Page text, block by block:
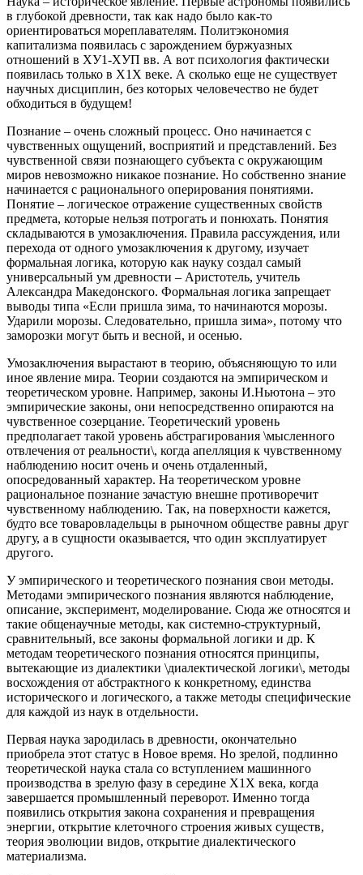
в глубокой древности, так как надо было как-то
ориентироваться мореплавателям. Политэкономия
капитализма появилась с зарождением буржуазных
отношений в ХУ1-ХУП вв. А вот психология фактически
появилась только в Х1Х веке. А сколько еще не существует
научных дисциплин, без которых человечество не будет
обходиться в будущем!
Познание – очень сложный процесс. Оно начинается с
чувственных ощущений, восприятий и представлений. Без
чувственной связи познающего субъекта с окружающим
миров невозможно никакое познание. Но собственно знание
начинается с рационального оперирования понятиями.
Понятие – логическое отражение существенных свойств
предмета, которые нельзя потрогать и понюхать. Понятия
складываются в умозаключения. Правила рассуждения, или
перехода от одного умозаключения к другому, изучает
формальная логика, которую как науку создал самый
универсальный ум древности – Аристотель, учитель
Александра Македонского. Формальная логика запрещает
выводы типа «Если пришла зима, то начинаются морозы.
Ударили морозы. Следовательно, пришла зима», потому что
заморозки могут быть и весной, и осенью.
Умозаключения вырастают в теорию, объясняющую то или
иное явление мира. Теории создаются на эмпирическом и
теоретическом уровне. Например, законы И.Ньютона – это
эмпирические законы, они непосредственно опираются на
чувственное созерцание. Теоретический уровень
предполагает такой уровень абстрагирования \мысленного
отвлечения от реальности\, когда апелляция к чувственному
наблюдению носит очень и очень отдаленный,
опосредованный характер. На теоретическом уровне
рациональное познание зачастую внешне противоречит
чувственному наблюдению. Так, на поверхности кажется,
будто все товаровладельцы в рыночном обществе равны друг
другу, а в сущности оказывается, что один эксплуатирует
другого.
У эмпирического и теоретического познания свои методы.
Методами эмпирического познания являются наблюдение,
описание, эксперимент, моделирование. Сюда же относятся и
такие общенаучные методы, как системно-структурный,
сравнительный, все законы формальной логики и др. К
методам теоретического познания относятся принципы,
вытекающие из диалектики \диалектической логики\, методы
восхождения от абстрактного к конкретному, единства
исторического и логического, а также методы специфические
для каждой из наук в отдельности.
Первая наука зародилась в древности, окончательно
приобрела этот статус в Новое время. Но зрелой, подлинно
теоретической наука стала со вступлением машинного
производства в зрелую фазу в середине Х1Х века, когда
завершается промышленный переворот. Именно тогда
появились открытия закона сохранения и превращения
энергии, открытие клеточного строения живых существ,
теория эволюции видов, открытие диалектического
материализма.